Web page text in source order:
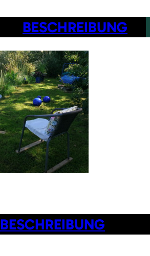
BESCHREIBUNG
BESCHREIBUNG